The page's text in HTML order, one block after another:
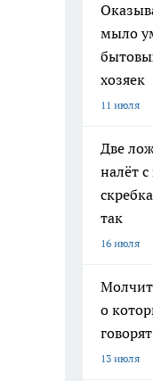
мыло
хозяек
11 июля
Две
налёт
так
16 июля
о
13 июля